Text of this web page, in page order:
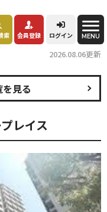
索 会員登録 ログイン MENU
2026.08.06更新
レイス
見る